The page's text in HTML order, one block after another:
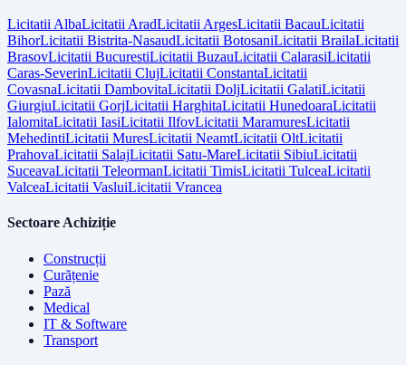
Licitatii AlbaLicitatii AradLicitatii ArgesLicitatii BacauLicitatii
BihorLicitatii Bistrita-NasaudLicitatii BotosaniLicitatii BrailaLicitatii
BrasovLicitatii BucurestiLicitatii BuzauLicitatii CalarasiLicitatii
Caras-SeverinLicitatii ClujLicitatii ConstantaLicitatii
CovasnaLicitatii DambovitaLicitatii DoljLicitatii GalatiLicitatii
GiurgiuLicitatii GorjLicitatii HarghitaLicitatii HunedoaraLicitatii
IalomitaLicitatii IasiLicitatii IlfovLicitatii MaramuresLicitatii
MehedintiLicitatii MuresLicitatii NeamtLicitatii OltLicitatii
PrahovaLicitatii SalajLicitatii Satu-MareLicitatii SibiuLicitatii
SuceavaLicitatii TeleormanLicitatii TimisLicitatii TulceaLicitatii
ValceaLicitatii VasluiLicitatii Vrancea
Sectoare Achiziție
Construcții
Curățenie
Pază
Medical
IT & Software
Transport